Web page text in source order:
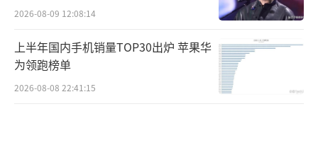
2026-08-09 12:08:14
上半年国内手机销量TOP30出炉 苹果华
为领跑榜单
2026-08-08 22:41:15